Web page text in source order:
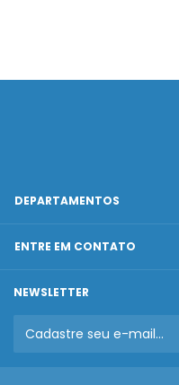
DEPARTAMENTOS
ENTRE EM CONTATO
NEWSLETTER